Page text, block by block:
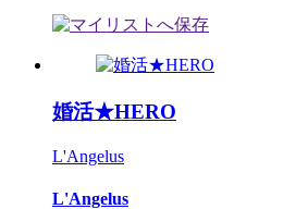
婚活★HERO
L'Angelus
L'Angelus